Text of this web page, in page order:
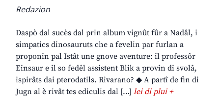
Redazion
Daspò dal sucès dal prin album vignût fûr a Nadâl, i
simpatics dinosauruts che a fevelin par furlan a
proponin pal Istât une gnove aventure: il professôr
Einsaur e il so fedêl assistent Blik a provin di svolâ,
ispirâts dai pterodatils. Rivarano? ◆ A partî de fin di
Jugn al è rivât tes ediculis dal […] lei di plui +